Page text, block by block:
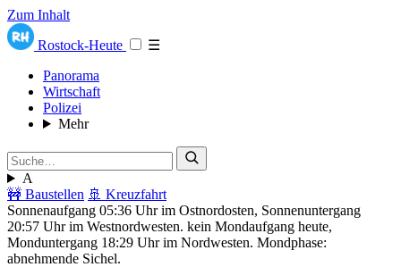
Zum Inhalt
Rostock-Heute
☰
Panorama
Wirtschaft
Polizei
Mehr
A
🚧 Baustellen 🚢 Kreuzfahrt
Sonnenaufgang 05:36 Uhr im Ostnordosten, Sonnenuntergang
20:57 Uhr im Westnordwesten. kein Mondaufgang heute,
Monduntergang 18:29 Uhr im Nordwesten. Mondphase:
abnehmende Sichel.